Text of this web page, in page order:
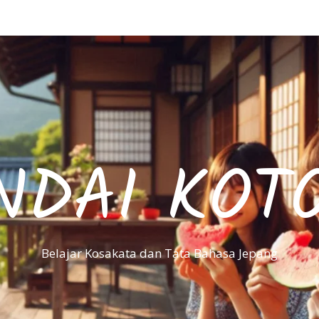
Belajar Kosakata dan Tata Bahasa Jepang